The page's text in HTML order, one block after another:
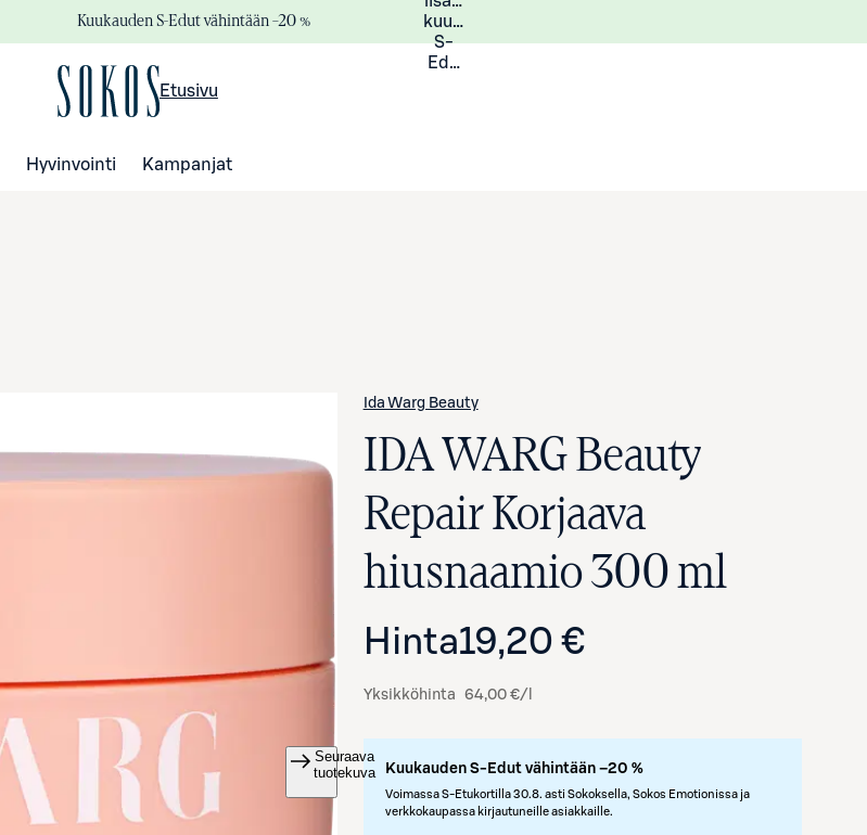
Kuukauden S-Edut vähintään –20 %
kuukauden
S-
Eduista
Etusivu
Hyvinvointi Kampanjat
Seuraava
tuotekuva
Ida Warg Beauty
IDA WARG Beauty
Repair Korjaava
hiusnaamio 300 ml
Hinta19,20 €
Yksikköhinta 64,00 €/l
Kuukauden S-Edut vähintään –20 %
Voimassa S-Etukortilla 30.8. asti Sokoksella, Sokos Emotionissa ja
verkkokaupassa kirjautuneille asiakkaille.